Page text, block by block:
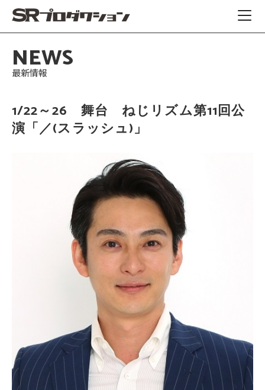
NEWS
最新情報
1/22～26 舞台 ねじリズム第11回公
演「／(スラッシュ)」